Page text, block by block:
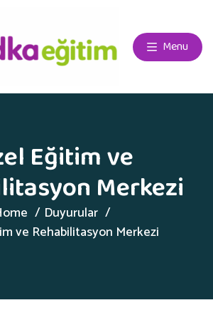
Menu
Eğitim ve
Merkezi
Duyurular
ve Rehabilitasyon Merkezi